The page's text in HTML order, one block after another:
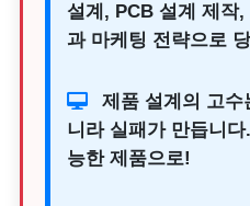
설계, PCB 설계 제작
과 마케팅 전략으로
제품 설계의 고
니라 실패가 만듭니
능한 제품으로!